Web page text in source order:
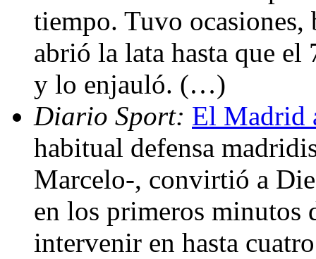
tiempo. Tuvo ocasiones,
abrió la lata hasta que el
y lo enjauló. (…)
Diario Sport: El Madrid
habitual defensa
Marcelo-, convirtió a
en los primeros minutos
intervenir en hasta